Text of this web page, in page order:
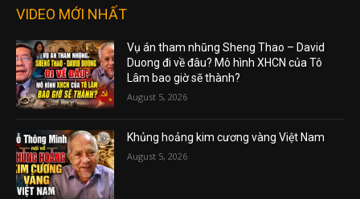
VIDEO MỚI NHẤT
Vụ án tham nhũng Sheng Thao – David
Duong đi về đâu? Mô hình XHCN của Tô
Lâm bao giờ sẽ thành?
August 5, 2026
Khủng hoảng kim cương vàng Việt Nam
August 5, 2026